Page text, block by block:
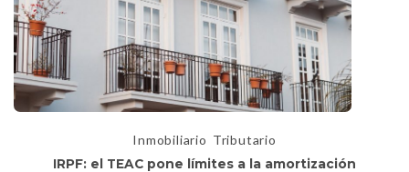
Inmobiliario Tributario
IRPF: el TEAC pone límites a la amortización